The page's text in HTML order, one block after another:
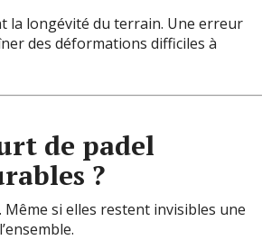
la longévité du terrain. Une erreur
des déformations difficiles à
de padel
?
si elles restent invisibles une